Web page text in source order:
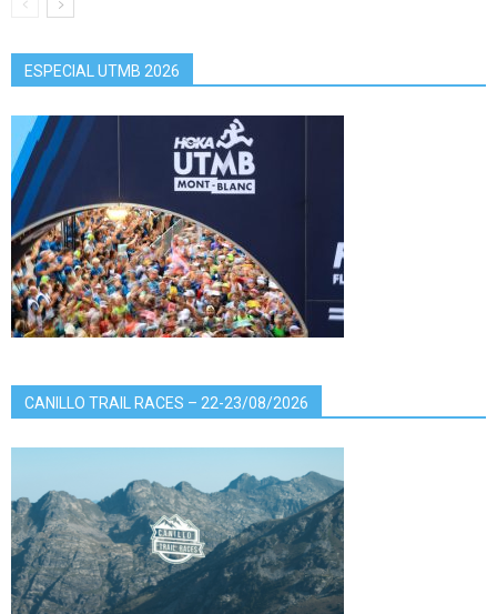
ESPECIAL UTMB 2026
CANILLO TRAIL RACES – 22-23/08/2026